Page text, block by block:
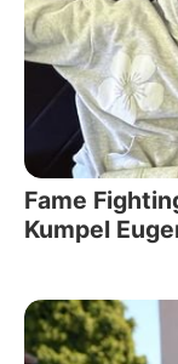
Fame
Kumpel